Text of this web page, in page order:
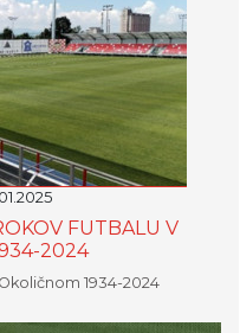
FUTBALU V
2024
1934-2024